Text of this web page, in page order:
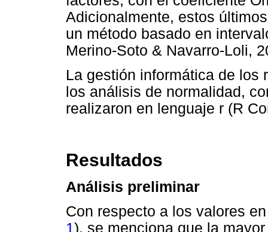
Adicionalmente, estos
un método basado en
Merino-Soto & Navarro-Loli,
La gestión informática de los
los análisis de normalidad,
realizaron en lenguaje r (R
Resultados
Análisis preliminar
Con respecto a los valores
1), se menciona que la